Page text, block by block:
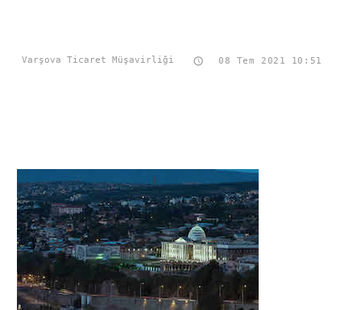
Varşova Ticaret Müşavirliği 08 Tem 2021 10:51